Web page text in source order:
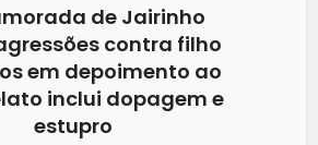
de Jairinho
contra filho
em depoimento ao
inclui dopagem e
estupro